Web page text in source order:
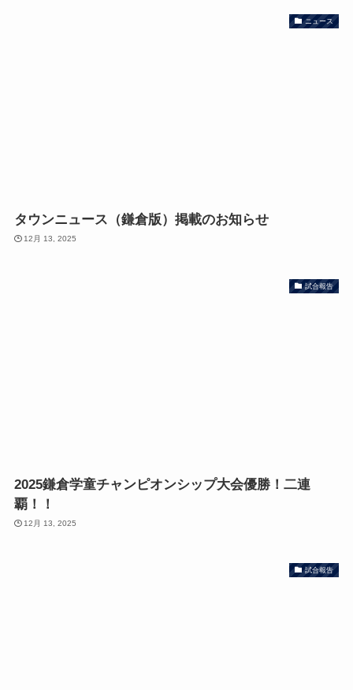
ニュース
タウンニュース（鎌倉版）掲載のお知らせ
12月 13, 2025
試合報告
2025鎌倉学童チャンピオンシップ大会優勝！二連
覇！！
12月 13, 2025
試合報告